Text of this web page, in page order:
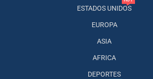
ESTADOS UNIDOS
EUROPA
ASIA
AFRICA
DEPORTES